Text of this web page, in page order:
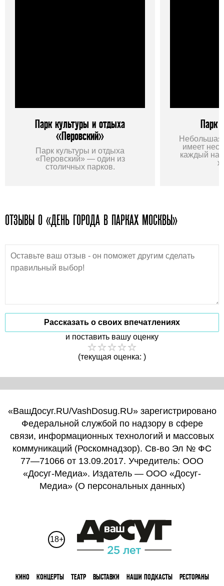
Парк культуры и отдыха
«Перовский»
Парк культуры и отдыха
«Перовский» — один из
столичных парков.
Парк
Небольшая
имеет
каждый
ОТЗЫВЫ О «ДЕНЬ ГОРОДА В ПАРКАХ МОСКВЫ»
Рассказать о своих впечатлениях
и поставить вашу оценку
(текущая оценка: )
«ВашДосуг.RU/VashDosug.RU» зарегистрировано
Федеральной службой по надзору в сфере
связи, информационных технологий и массовых
коммуникаций (Роскомнадзор). Св-во Эл № ФС
77—71066 от 13.09.2017. Учредитель: ООО
«Досуг-Медиа». Издатель — ООО «Досуг-
Медиа» (О персональных данных)
18+
КИНО КОНЦЕРТЫ ТЕАТР ВЫСТАВКИ НАШИ ПОДКАСТЫ
РЕСТОРАНЫ